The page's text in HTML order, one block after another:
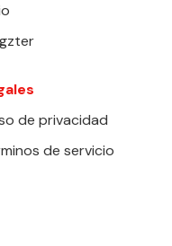
de privacidad
de servicio